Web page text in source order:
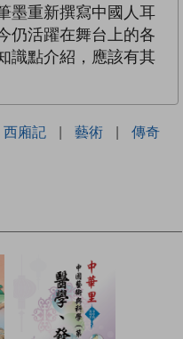
墨重新撰寫中國人耳
仍活躍在舞台上的各
識點介紹，應該有其
西廂記 | 藝術 | 傳奇